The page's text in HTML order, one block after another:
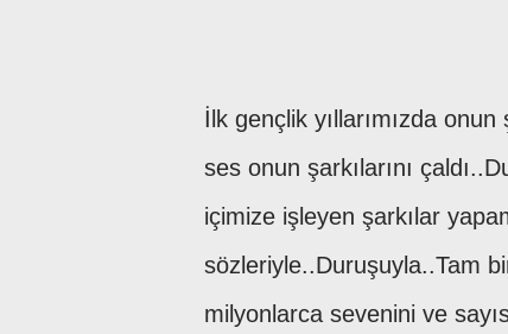
İlk gençlik yıllarımızda
ses onun şarkılarını
içimize işleyen şarkılar
sözleriyle..Duruşuyla..Tam
milyonlarca sevenini ve